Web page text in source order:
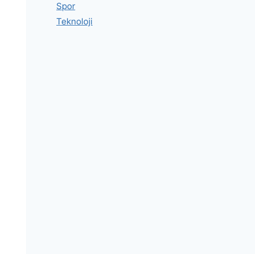
Spor
Teknoloji